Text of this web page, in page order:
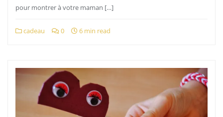
pour montrer à votre maman […]
cadeau 0 6 min read